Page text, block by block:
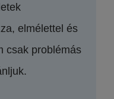
elmélettel és
csak problémás